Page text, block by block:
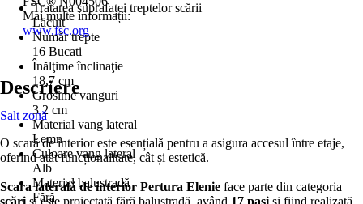
Tratarea suprafaței treptelor scării
Lăcuit
Număr trepte
16 Bucati
Înălţime înclinaţie
18,7 cm
Grosime vanguri
3,2 cm
Material vang lateral
Lemn
Culoare vang lateral
Alb
Material balustradă
Fără
Mai multe informații:
www.fsc.org
Descriere
Salt zonă
O scară de interior este esențială pentru a asigura accesul între etaje,
oferind atât funcționalitate, cât și estetică.
Scara laterală de interior Pertura Elenie face parte din categoria
scări și este proiectată fără balustradă, având 17 pași și fiind realizată